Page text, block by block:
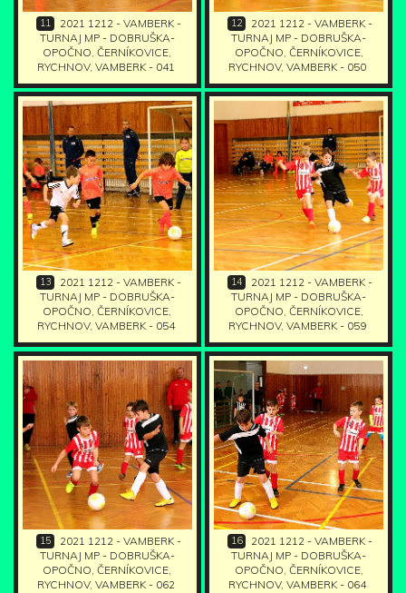
11
2021 1212 - VAMBERK -
TURNAJ MP - DOBRUŠKA-
OPOČNO, ČERNÍKOVICE,
RYCHNOV, VAMBERK - 041
12
2021 1212 - VAMBERK -
TURNAJ MP - DOBRUŠKA-
OPOČNO, ČERNÍKOVICE,
RYCHNOV, VAMBERK - 050
13
2021 1212 - VAMBERK -
TURNAJ MP - DOBRUŠKA-
OPOČNO, ČERNÍKOVICE,
RYCHNOV, VAMBERK - 054
14
2021 1212 - VAMBERK -
TURNAJ MP - DOBRUŠKA-
OPOČNO, ČERNÍKOVICE,
RYCHNOV, VAMBERK - 059
15
2021 1212 - VAMBERK -
TURNAJ MP - DOBRUŠKA-
OPOČNO, ČERNÍKOVICE,
RYCHNOV, VAMBERK - 062
16
2021 1212 - VAMBERK -
TURNAJ MP - DOBRUŠKA-
OPOČNO, ČERNÍKOVICE,
RYCHNOV, VAMBERK - 064